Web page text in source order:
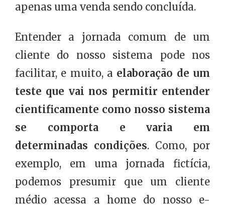
apenas uma venda sendo concluída.
Entender a jornada comum de um
cliente do nosso sistema pode nos
facilitar, e muito, a elaboração de um
teste que vai nos permitir entender
cientificamente como nosso sistema
se comporta e varia em
determinadas condições. Como, por
exemplo, em uma jornada fictícia,
podemos presumir que um cliente
médio acessa a home do nosso e-